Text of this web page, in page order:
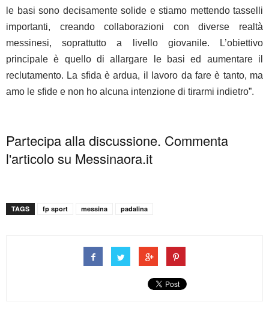
le basi sono decisamente solide e stiamo mettendo tasselli
importanti, creando collaborazioni con diverse realtà
messinesi, soprattutto a livello giovanile. L’obiettivo
principale è quello di allargare le basi ed aumentare il
reclutamento. La sfida è ardua, il lavoro da fare è tanto, ma
amo le sfide e non ho alcuna intenzione di tirarmi indietro”.
Partecipa alla discussione. Commenta
l'articolo su Messinaora.it
TAGS fp sport messina padalina